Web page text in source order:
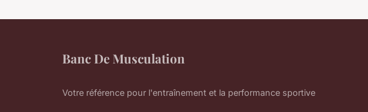
Banc De Musculation
Votre référence pour l'entraînement et la performance sportive